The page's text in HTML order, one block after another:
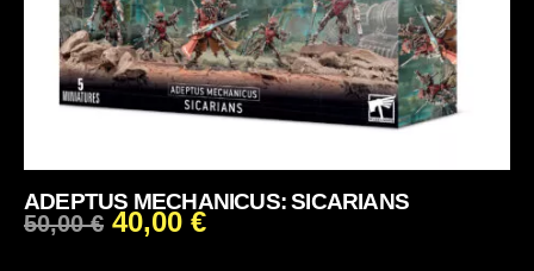
ADEPTUS MECHANICUS: SICARIANS
50,00€ 40,00 €